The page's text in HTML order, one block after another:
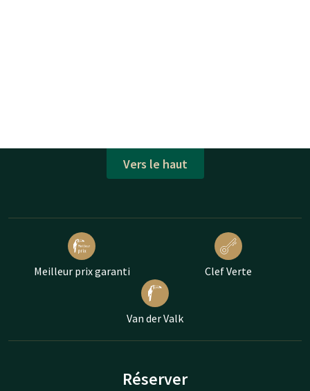
Vers le haut
Meilleur prix garanti Clef Verte
Van der Valk
Réserver